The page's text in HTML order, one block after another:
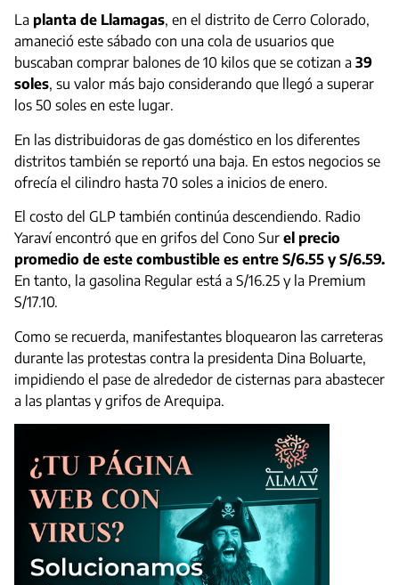
La planta de Llamagas, en el distrito de Cerro Colorado,
amaneció este sábado con una cola de usuarios que
buscaban comprar balones de 10 kilos que se cotizan a 39
soles, su valor más bajo considerando que llegó a superar
los 50 soles en este lugar.
En las distribuidoras de gas doméstico en los diferentes
distritos también se reportó una baja. En estos negocios se
ofrecía el cilindro hasta 70 soles a inicios de enero.
El costo del GLP también continúa descendiendo. Radio
Yaraví encontró que en grifos del Cono Sur el precio
promedio de este combustible es entre S/6.55 y S/6.59.
En tanto, la gasolina Regular está a S/16.25 y la Premium
S/17.10.
Como se recuerda, manifestantes bloquearon las carreteras
durante las protestas contra la presidenta Dina Boluarte,
impidiendo el pase de alrededor de cisternas para abastecer
a las plantas y grifos de Arequipa.